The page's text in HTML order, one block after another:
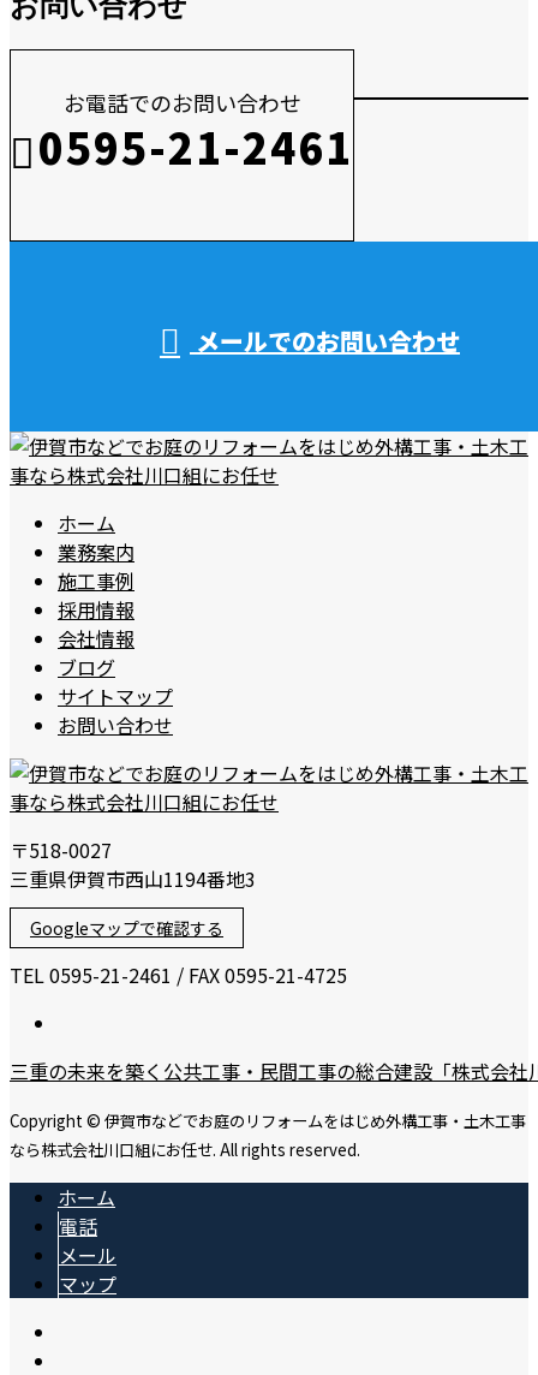
お電話でのお問い合わせ
0595-21-2461
メールでのお問い合わせ
ホーム
業務案内
施工事例
採用情報
会社情報
ブログ
サイトマップ
お問い合わせ
〒518-0027
三重県伊賀市西山1194番地3
Googleマップで確認する
TEL 0595-21-2461 / FAX 0595-21-4725
三重の未来を築く公共工事・民間工事の総合建設「株式会社
Copyright © 伊賀市などでお庭のリフォームをはじめ外構工事・土木工事
なら株式会社川口組にお任せ. All rights reserved.
ホーム
電話
メール
マップ